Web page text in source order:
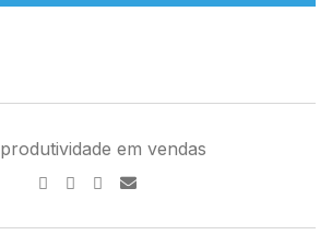
produtividade em vendas